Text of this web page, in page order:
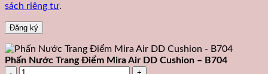
sách riêng tư.
Đăng ký
Phấn Nước Trang Điểm Mira Air DD Cushion – B704
Phấn